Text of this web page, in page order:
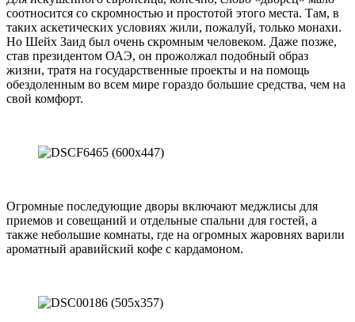
соотносится со скромностью и простотой этого места. Там, в
таких аскетических условиях жили, пожалуй, только монахи.
Но Шейх Заид был очень скромным человеком. Даже позже,
став президентом ОАЭ, он прожолжал подобный образ
жизни, тратя на государственные проекты и на помощь
обездоленным во всем мире гораздо большие средства, чем на
свой комфорт.
Огромные последующие дворы включают меджлисы для
приемов и совещаний и отдельные спальни для гостей, а
также небольшие комнаты, где на огромных жаровнях варили
ароматный аравийский кофе с кардамоном.